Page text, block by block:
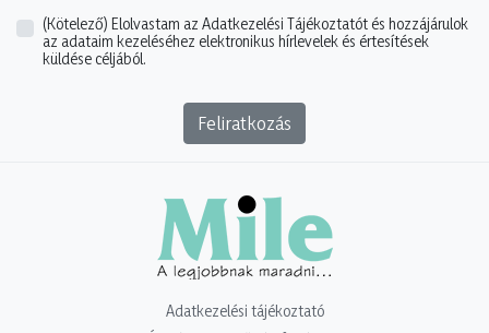
(Kötelező) Elolvastam az Adatkezelési Tájékoztatót és hozzájárulok
az adataim kezeléséhez elektronikus hírlevelek és értesítések
küldése céljából.
Feliratkozás
Adatkezelési tájékoztató